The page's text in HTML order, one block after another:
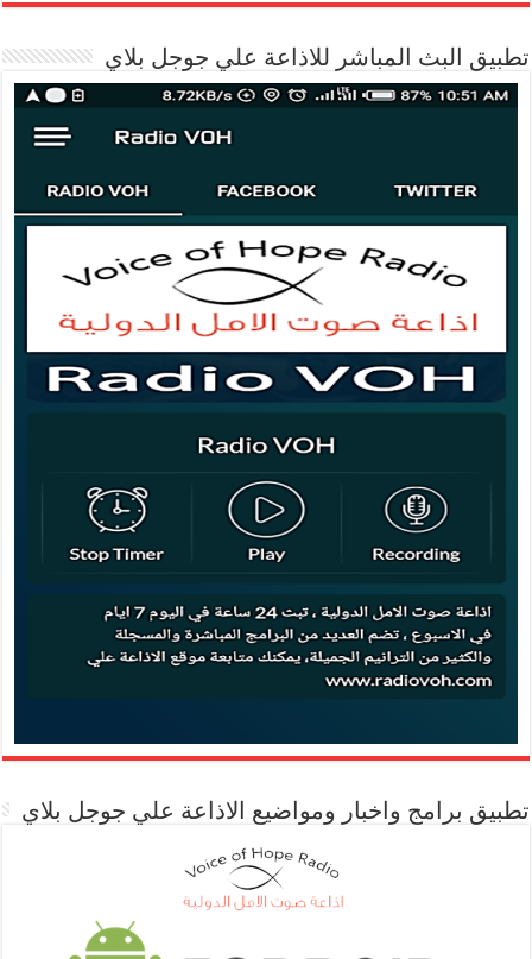
تطبيق البث المباشر للاذاعة علي جوجل بلاي
تطبيق برامج واخبار ومواضيع الاذاعة علي جوجل بلاي